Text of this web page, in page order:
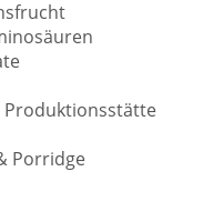
Produktionsstätte
Porridge